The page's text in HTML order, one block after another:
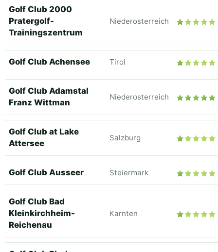
Golf Club 2000
Pratergolf-
Trainingszentrum
Niederosterreich
Golf Club Achensee Tirol
Golf Club Adamstal
Franz Wittman
Niederosterreich
Golf Club at Lake
Attersee
Salzburg
Golf Club Ausseer Steiermark
Golf Club Bad
Kleinkirchheim-
Reichenau
Karnten